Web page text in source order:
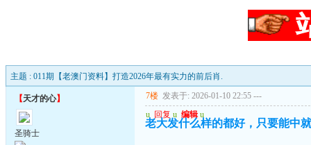
主题 : 011期【老澳门资料】打造2026年最有实力的前后肖.
【天才的心】
圣骑士
7楼 发表于: 2026-01-10 22:55 ---
u 回复 u 编辑 u
老大发什么样的都好，只要能中